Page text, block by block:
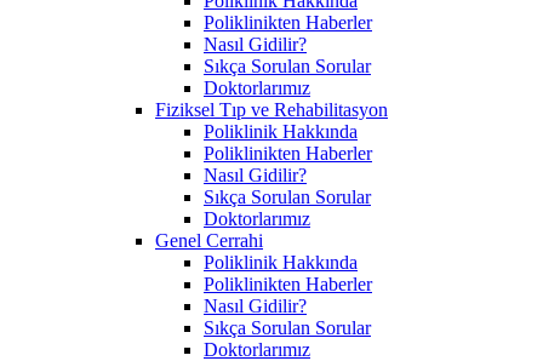
Poliklinikten Haberler
Nasıl Gidilir?
Sıkça Sorulan Sorular
Doktorlarımız
Fiziksel Tıp ve Rehabilitasyon
Poliklinik Hakkında
Poliklinikten Haberler
Nasıl Gidilir?
Sıkça Sorulan Sorular
Doktorlarımız
Genel Cerrahi
Poliklinik Hakkında
Poliklinikten Haberler
Nasıl Gidilir?
Sıkça Sorulan Sorular
Doktorlarımız